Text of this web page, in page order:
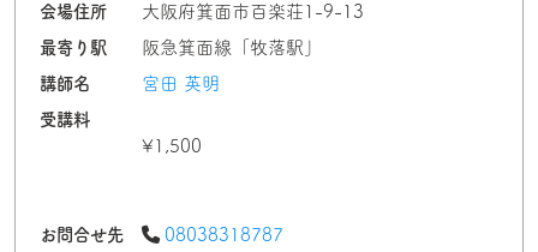
会場住所
大阪府箕面市百楽荘1-9-13
最寄り駅
阪急箕面線「牧落駅」
講師名
宮田 英明
受講料
¥1,500
お問合せ先
08038318787